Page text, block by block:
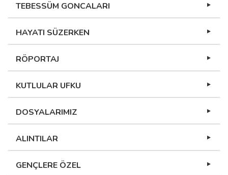
TEBESSÜM GONCALARI
HAYATI SÜZERKEN
RÖPORTAJ
KUTLULAR UFKU
DOSYALARIMIZ
ALINTILAR
GENÇLERE ÖZEL